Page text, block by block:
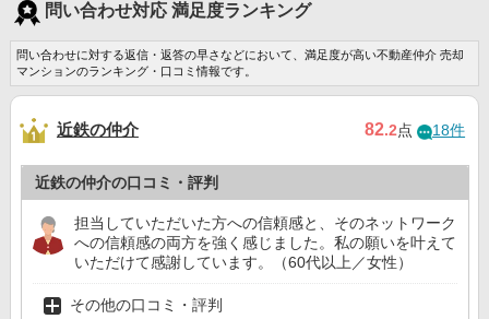
問い合わせ対応 満足度ランキング
問い合わせに対する返信・返答の早さなどにおいて、満足度が高い不動産仲介 売却
マンションのランキング・口コミ情報です。
近鉄の仲介 82.2点 18件
近鉄の仲介の口コミ・評判
担当していただいた方への信頼感と、そのネットワーク
への信頼感の両方を強く感じました。私の願いを叶えて
いただけて感謝しています。（60代以上／女性）
その他の口コミ・評判